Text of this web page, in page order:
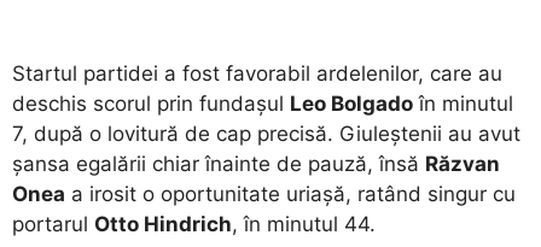
Startul partidei a fost favorabil ardelenilor, care au
deschis scorul prin fundașul Leo Bolgado în minutul
7, după o lovitură de cap precisă. Giuleștenii au avut
șansa egalării chiar înainte de pauză, însă Răzvan
Onea a irosit o oportunitate uriașă, ratând singur cu
portarul Otto Hindrich, în minutul 44.